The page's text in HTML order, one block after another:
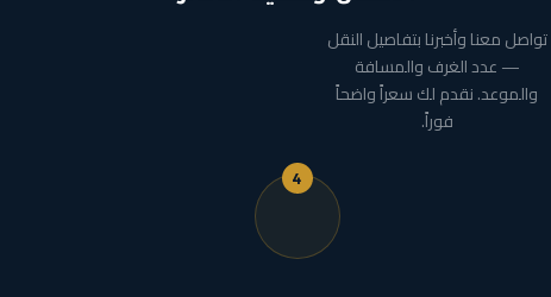
تواصل معنا وأخبرنا بتفاصيل النقل
— عدد الغرف والمسافة
والموعد. نقدم لك سعراً واضحاً
فوراً.
4